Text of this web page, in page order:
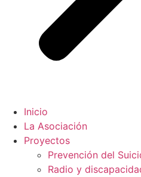
Inicio
La Asociación
Proyectos
Prevención del
Radio y